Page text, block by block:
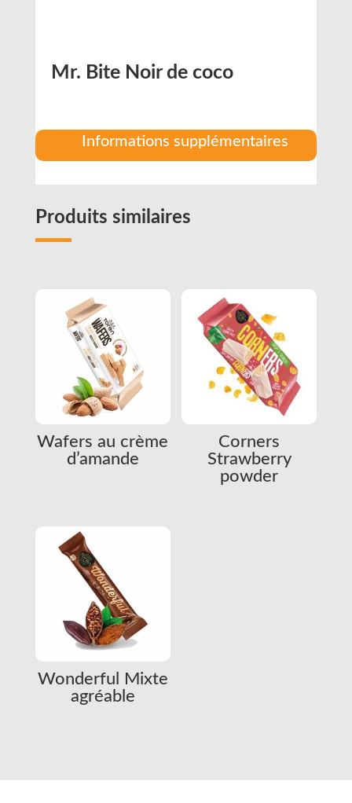
Mr. Bite Noir de coco
Informations supplémentaires
Produits similaires
Wafers au crème
d’amande
Corners
Strawberry
powder
Wonderful Mixte
agréable